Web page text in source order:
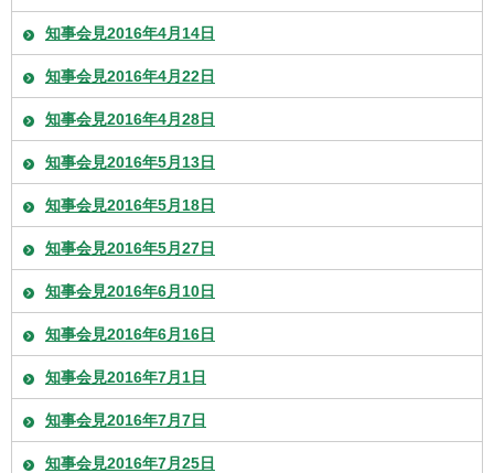
知事会見2016年4月14日
知事会見2016年4月22日
知事会見2016年4月28日
知事会見2016年5月13日
知事会見2016年5月18日
知事会見2016年5月27日
知事会見2016年6月10日
知事会見2016年6月16日
知事会見2016年7月1日
知事会見2016年7月7日
知事会見2016年7月25日